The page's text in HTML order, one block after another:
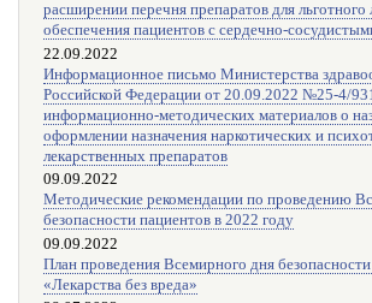
расширении перечня препаратов для льготного
обеспечения пациентов с сердечно-
22.09.2022
Информационное письмо Министерства
Российской Федерации от 20.09.2022 №25-4/
информационно-методических материалов о
оформлении назначения наркотических и
лекарственных препаратов
09.09.2022
Методические рекомендации по проведению
безопасности пациентов в 2022 году
09.09.2022
План проведения Всемирного дня
«Лекарства без вреда»